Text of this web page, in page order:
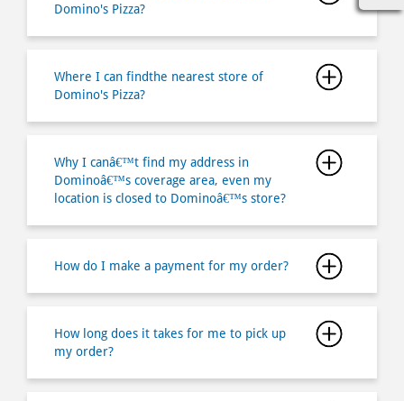
Domino's Pizza?
Where I can findthe nearest store of
Domino's Pizza?
Why I canâ€™t find my address in
Dominoâ€™s coverage area, even my
location is closed to Dominoâ€™s store?
How do I make a payment for my order?
How long does it takes for me to pick up
my order?